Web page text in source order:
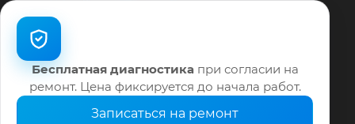
Бесплатная диагностика при согласии на
ремонт. Цена фиксируется до начала работ.
Записаться на ремонт